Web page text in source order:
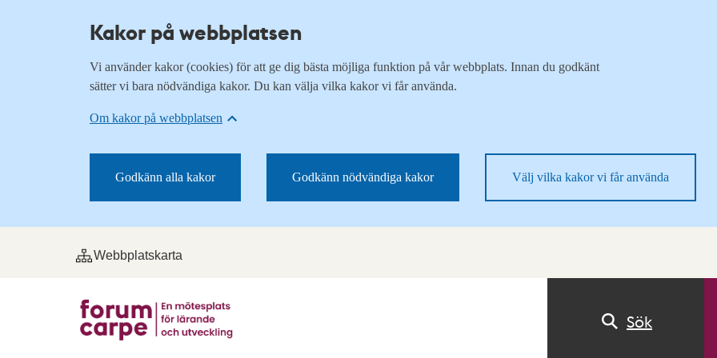
Kakor på webbplatsen
Vi använder kakor (cookies) för att ge dig bästa möjliga funktion på vår webbplats. Innan du godkänt
sätter vi bara nödvändiga kakor. Du kan välja vilka kakor vi får använda.
Om kakor på webbplatsen
Godkänn alla kakor Godkänn nödvändiga kakor Välj vilka kakor vi får använda
Webbplatskarta
Sök